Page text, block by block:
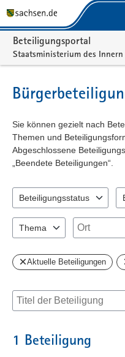
Portalnavigation
Beteiligungsportal
Staatsministerium des Innern
Sie können gezielt nach
Themen und
Abgeschlossene
„Beendete Beteiligungen“.
Beteiligungsstatus
Thema
Ort
Aktuelle Beteiligungen
Suche nach Beteiligung
1 Beteiligung